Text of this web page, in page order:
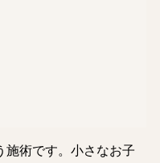
施術です。小さなお子